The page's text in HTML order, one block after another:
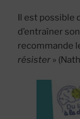
Il est possible
d’entraîner
recommande
résister »